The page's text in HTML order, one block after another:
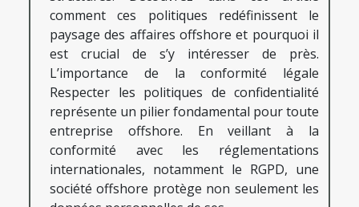
comment ces politiques redéfinissent le
paysage des affaires offshore et pourquoi il
est crucial de s’y intéresser de près.
L’importance de la conformité légale
Respecter les politiques de confidentialité
représente un pilier fondamental pour toute
entreprise offshore. En veillant à la
conformité avec les réglementations
internationales, notamment le RGPD, une
société offshore protège non seulement les